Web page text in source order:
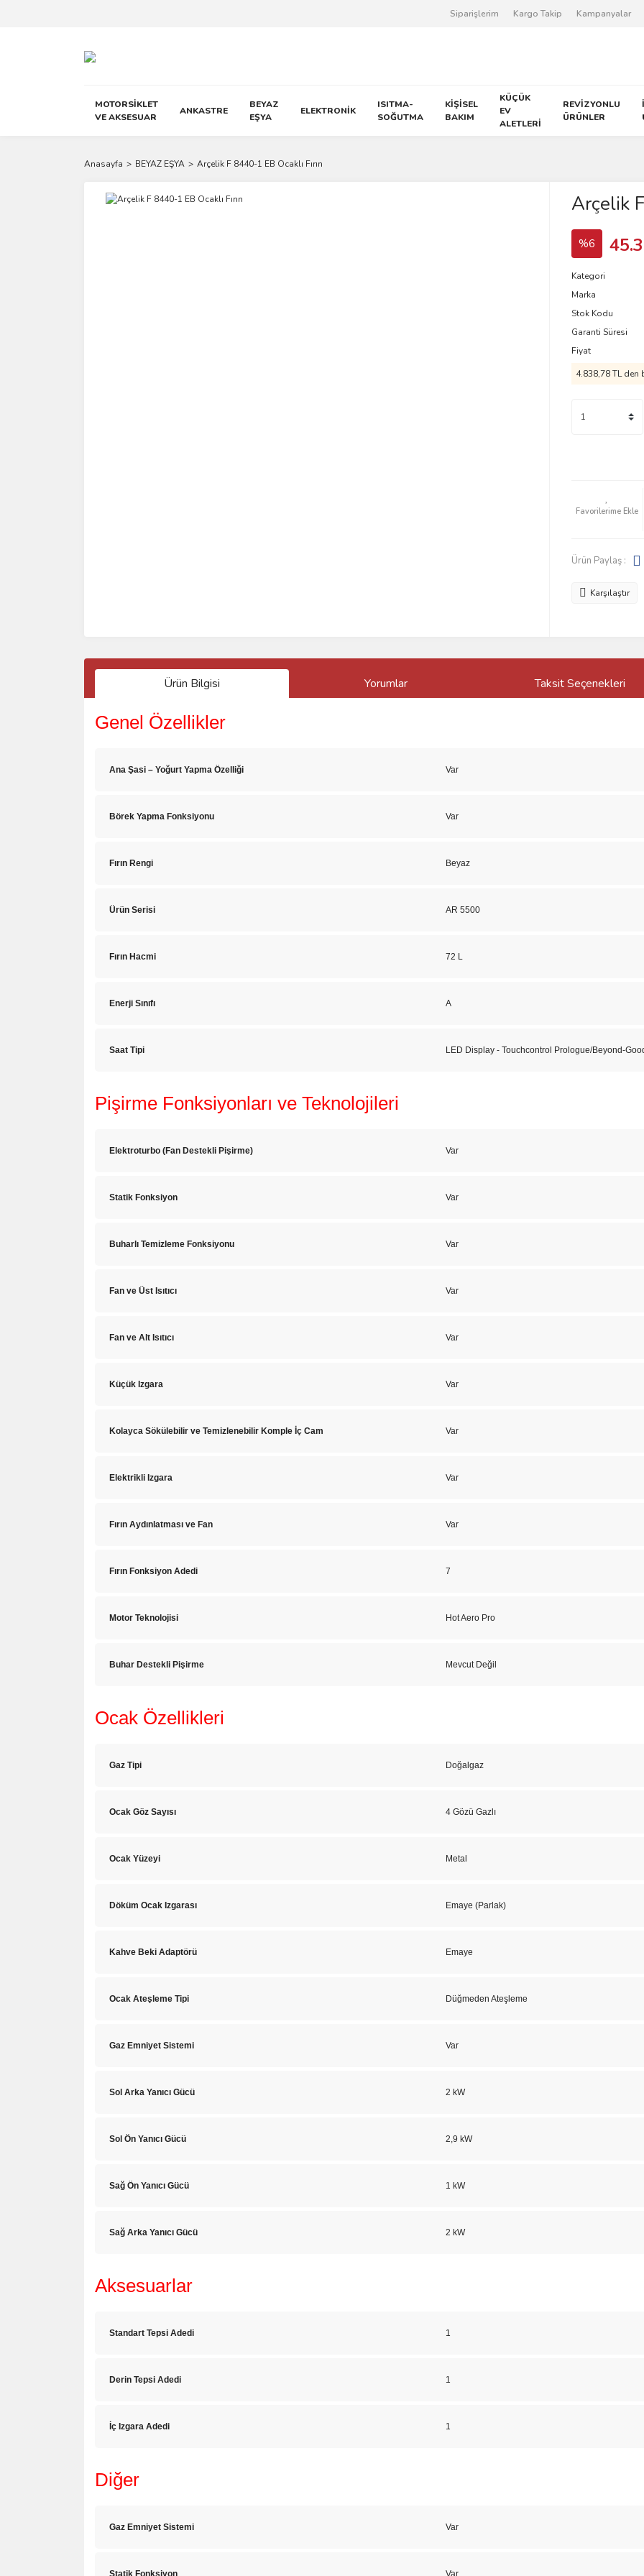
Siparişlerim Kargo Takip Kampanyalar
MOTORSİKLET
VE AKSESUAR
ANKASTRE
BEYAZ
EŞYA
ELEKTRONİK
ISITMA-
SOĞUTMA
KİŞİSEL
BAKIM
KÜÇÜK
EV
ALETLERİ
REVİZYONLU
ÜRÜNLER
Anasayfa BEYAZ EŞYA Arçelik F 8440-1 EB Ocaklı Fırın
Arçelik
%6
Kategori
Marka
Stok Kodu
Garanti Süresi
Fiyat
4.838,78 TLden
Ürün Paylaş :
Karşılaştır
Ürün Bilgisi Yorumlar Taksit Seçenekleri
Genel Özellikler
Ana Şasi – Yoğurt Yapma Özelliği Var
Börek Yapma Fonksiyonu Var
Fırın Rengi Beyaz
Ürün Serisi AR 5500
Fırın Hacmi 72 L
Enerji Sınıfı A
Saat Tipi LED Display - Touchcontrol Prologue/Beyond-
Pişirme Fonksiyonları ve Teknolojileri
Elektroturbo (Fan Destekli Pişirme) Var
Statik Fonksiyon Var
Buharlı Temizleme Fonksiyonu Var
Fan ve Üst Isıtıcı Var
Fan ve Alt Isıtıcı Var
Küçük Izgara Var
Kolayca Sökülebilir ve Temizlenebilir Komple İç Cam Var
Elektrikli Izgara Var
Fırın Aydınlatması ve Fan Var
Fırın Fonksiyon Adedi 7
Motor Teknolojisi Hot Aero Pro
Buhar Destekli Pişirme Mevcut Değil
Ocak Özellikleri
Gaz Tipi Doğalgaz
Ocak Göz Sayısı 4 Gözü Gazlı
Ocak Yüzeyi Metal
Döküm Ocak Izgarası Emaye (Parlak)
Kahve Beki Adaptörü Emaye
Ocak Ateşleme Tipi Düğmeden Ateşleme
Gaz Emniyet Sistemi Var
Sol Arka Yanıcı Gücü 2 kW
Sol Ön Yanıcı Gücü 2,9 kW
Sağ Ön Yanıcı Gücü 1 kW
Sağ Arka Yanıcı Gücü 2 kW
Aksesuarlar
Standart Tepsi Adedi 1
Derin Tepsi Adedi 1
İç Izgara Adedi 1
Diğer
Gaz Emniyet Sistemi Var
Statik Fonksiyon Var